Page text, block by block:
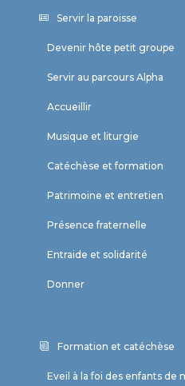
Servir la paroisse
Devenir hôte petit groupe
Servir au parcours Alpha
Accueillir
Musique et liturgie
Catéchèse et formation
Patrimoine et entretien
Présence fraternelle
Entraide et solidarité
Donner
Formation et catéchèse
Eveil à la foi des enfants de